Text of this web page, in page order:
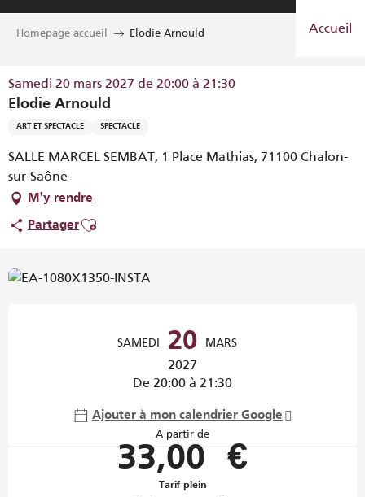
Aller
Accueil
Homepage accueil Elodie Arnould
Samedi 20 mars 2027 de 20:00 à 21:30
Elodie Arnould
ART ET SPECTACLE SPECTACLE
SALLE MARCEL SEMBAT, 1 Place Mathias, 71100 Chalon-
sur-Saône
M'y rendre
PartagerAjouter aux favoris
SAMEDI 20 MARS
2027
De 20:00 à 21:30
Ajouter à mon calendrier Google
À partir de
33,00 €
Tarif plein